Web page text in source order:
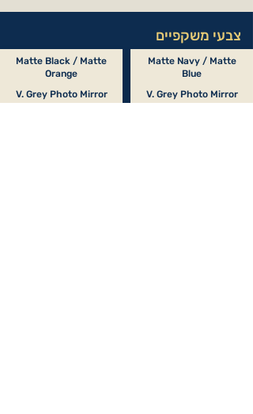
צבעי משקפיים
Matte Black / Matte
Orange
V. Grey Photo Mirror
Matte Navy / Matte
Blue
V. Grey Photo Mirror